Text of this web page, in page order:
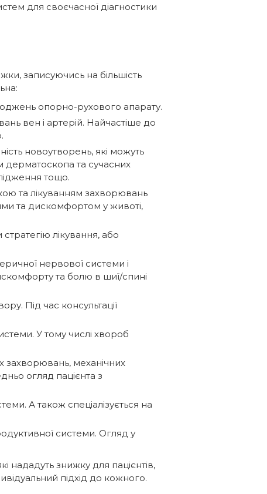
для своєчасної діагностики
записуючись на більшість
опорно-рухового апарату.
вен і артерій. Найчастіше до
новоутворень, які можуть
дерматоскопа та сучасних
тощо.
та лікуванням захворювань
та дискомфортом у животі,
лікування, або
нервової системи і
та болю в шиї/спині
Під час консультації
У тому числі хвороб
захворювань, механічних
огляд пацієнта з
А також спеціалізується на
системи. Огляд у
нададуть знижку для пацієнтів,
підхід до кожного.